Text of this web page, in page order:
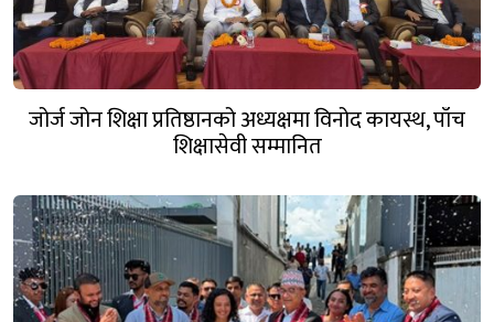
जोर्ज जोन शिक्षा प्रतिष्ठानको अध्यक्षमा विनोद कायस्थ, पाँच
शिक्षासेवी सम्मानित